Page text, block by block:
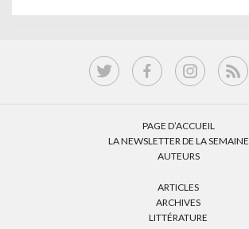
PAGE D’ACCUEIL
LA NEWSLETTER DE LA SEMAINE
AUTEURS
ARTICLES
ARCHIVES
LITTÉRATURE